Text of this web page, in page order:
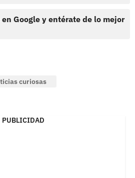
Google y entérate de lo mejor
curiosas
PUBLICIDAD